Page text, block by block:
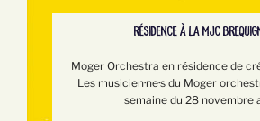
RÉSIDENCE À LA MJC
Moger Orchestra en résidence de
Les musicien·ne·s du Moger
semaine du 28 novembre